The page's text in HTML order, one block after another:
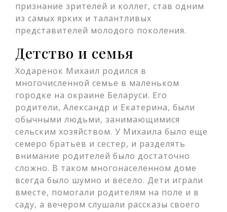
признание зрителей и коллег, став одним
из самых ярких и талантливых
представителей молодого поколения.
Детство и семья
Ходаренок Михаил родился в
многочисленной семье в маленьком
городке на окраине Беларуси. Его
родители, Александр и Екатерина, были
обычными людьми, занимающимися
сельским хозяйством. У Михаила было еще
семеро братьев и сестер, и разделять
внимание родителей было достаточно
сложно. В таком многонаселенном доме
всегда было шумно и весело. Дети играли
вместе, помогали родителям на поле и в
саду, а вечером слушали рассказы своего